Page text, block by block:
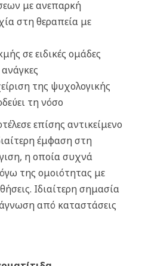
με ανεπαρκή
στη θεραπεία με
σε ειδικές ομάδες
της ψυχολογικής
τη νόσο
επίσης αντικείμενο
έμφαση στη
η οποία συχνά
της ομοιότητας με
Ιδιαίτερη σημασία
από καταστάσεις